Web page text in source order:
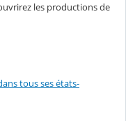
les productions de
tous ses états-